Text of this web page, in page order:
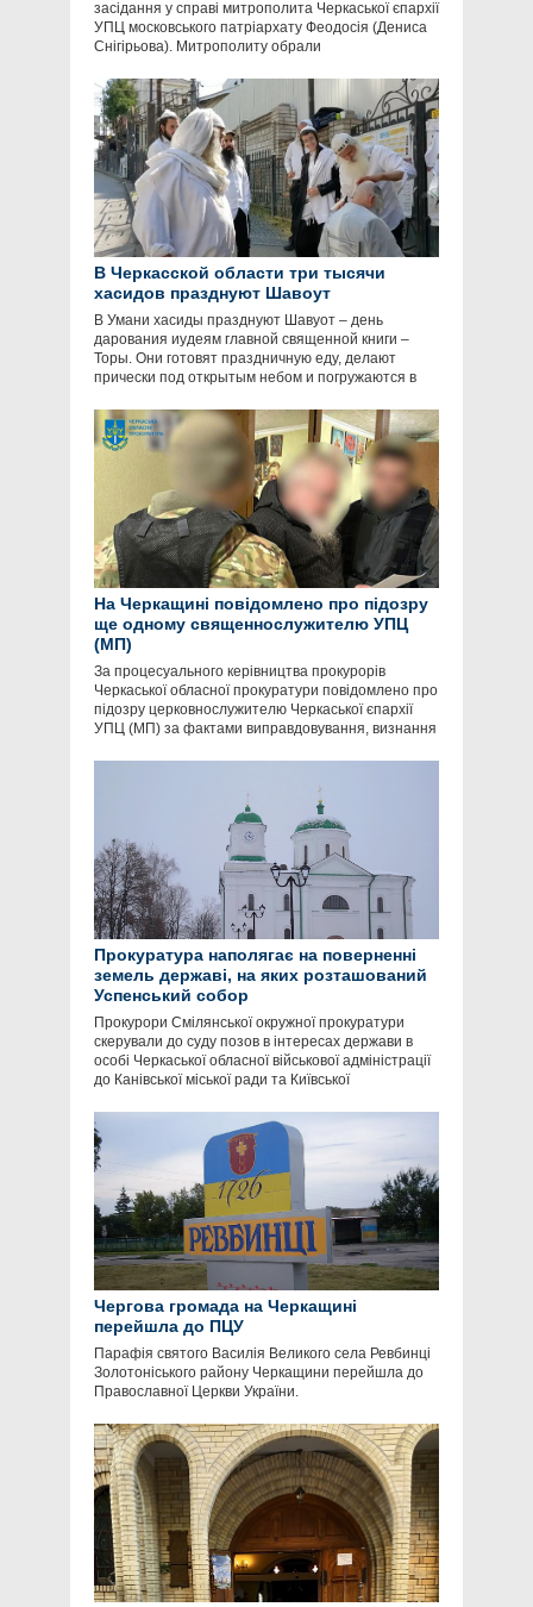
засідання у справі митрополита Черкаської єпархії
УПЦ московського патріархату Феодосія (Дениса
Снігірьова). Митрополиту обрали
В Черкасской области три тысячи
хасидов празднуют Шавоут
В Умани хасиды празднуют Шавуот – день
дарования иудеям главной священной книги –
Торы. Они готовят праздничную еду, делают
прически под открытым небом и погружаются в
На Черкащині повідомлено про підозру
ще одному священнослужителю УПЦ
(МП)
За процесуального керівництва прокурорів
Черкаської обласної прокуратури повідомлено про
підозру церковнослужителю Черкаської єпархії
УПЦ (МП) за фактами виправдовування, визнання
Прокуратура наполягає на поверненні
земель державі, на яких розташований
Успенський собор
Прокурори Смілянської окружної прокуратури
скерували до суду позов в інтересах держави в
особі Черкаської обласної військової адміністрації
до Канівської міської ради та Київської
Чергова громада на Черкащині
перейшла до ПЦУ
Парафія святого Василія Великого села Ревбинці
Золотоніського району Черкащини перейшла до
Православної Церкви України.